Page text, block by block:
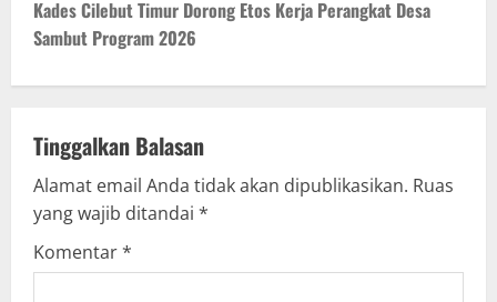
t
n
a
v
i
g
Kades Cilebut Timur Dorong Etos Kerja Perangkat Desa
Sambut Program 2026
Tinggalkan Balasan
Alamat email Anda tidak akan dipublikasikan. Ruas
yang wajib ditandai *
Komentar*